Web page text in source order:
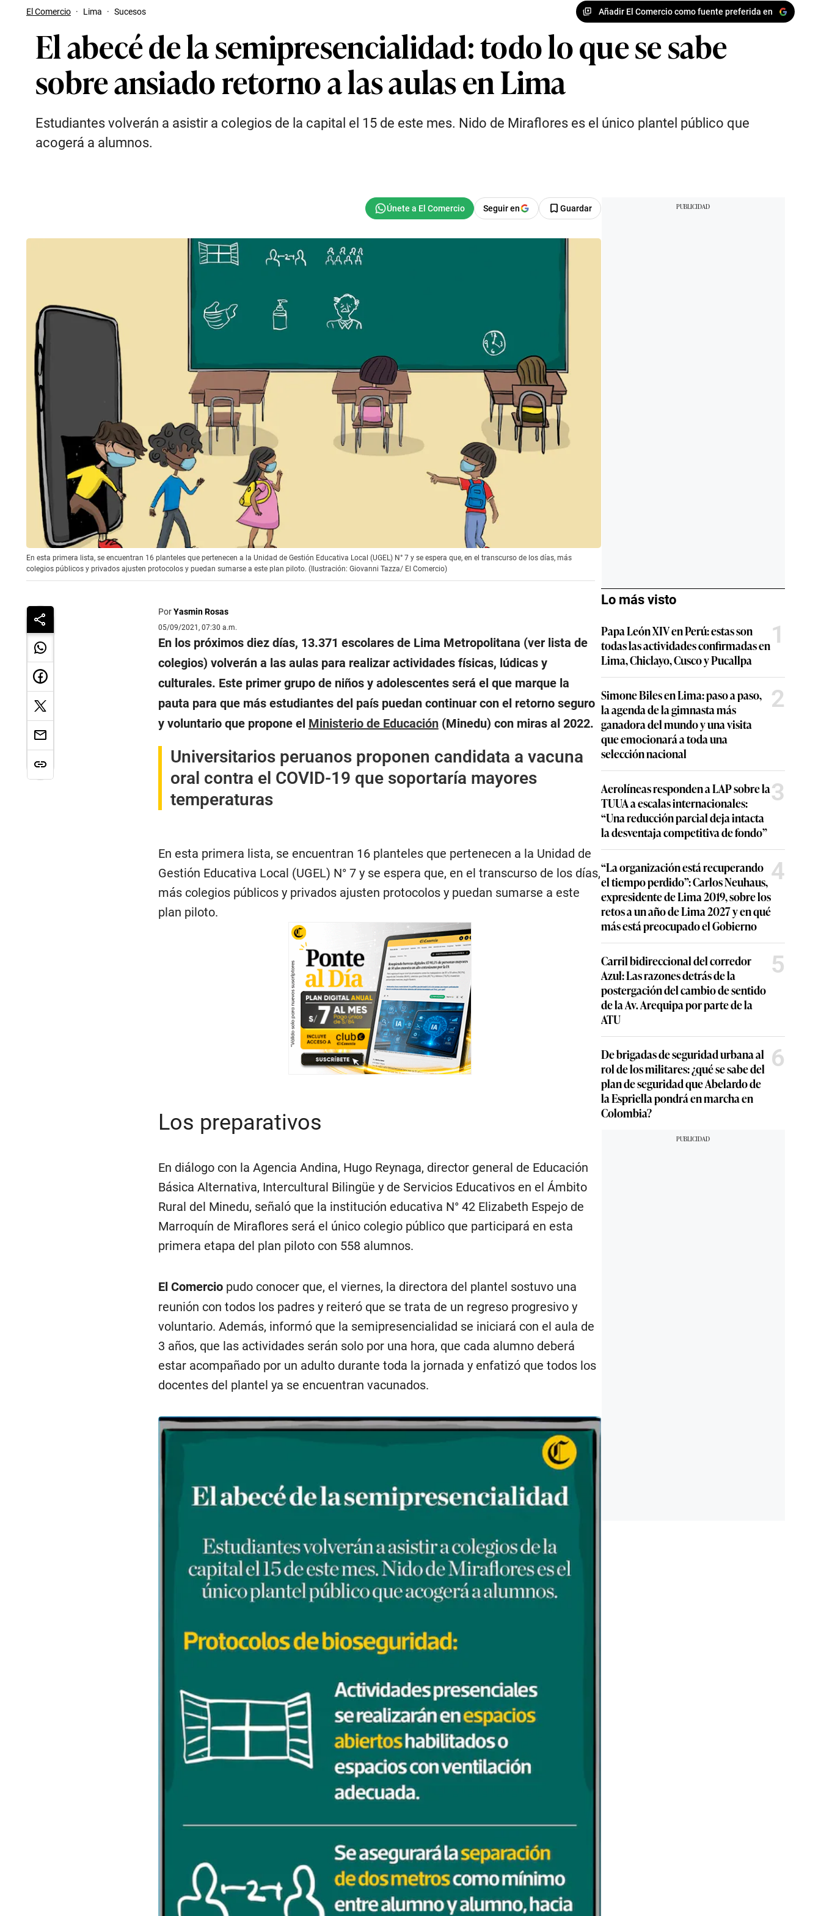
El Comercio · Lima · Sucesos Añadir El Comercio como fuente preferida en
El abecé de la semipresencialidad: todo lo que se sabe
sobre ansiado retorno a las aulas en Lima
Estudiantes volverán a asistir a colegios de la capital el 15 de este mes. Nido de Miraflores es el único plantel público que
acogerá a alumnos.
Seguir en Guardar
En esta primera lista, se encuentran 16 planteles que pertenecen a la Unidad de Gestión Educativa Local (UGEL) N° 7 y se espera que, en el transcurso de los días, más
colegios públicos y privados ajusten protocolos y puedan sumarse a este plan piloto. (Ilustración: Giovanni Tazza/ El Comercio)
PorYasmin Rosas
05/09/2021, 07:30 a.m.
En los próximos diez días, 13.371 escolares de Lima Metropolitana (ver lista de
colegios) volverán a las aulas para realizar actividades físicas, lúdicas y
culturales. Este primer grupo de niños y adolescentes será el que marque la
pauta para que más estudiantes del país puedan continuar con el retorno seguro
y voluntario que propone el Ministerio de Educación(Minedu) con miras al 2022.
Universitarios peruanos proponen candidata a vacuna
oral contra el COVID-19 que soportaría mayores
temperaturas
En esta primera lista, se encuentran 16 planteles que pertenecen a la Unidad de
Gestión Educativa Local (UGEL) N° 7 y se espera que, en el transcurso de los días,
más colegios públicos y privados ajusten protocolos y puedan sumarse a este
plan piloto.
Los preparativos
En diálogo con la Agencia Andina, Hugo Reynaga, director general de Educación
Básica Alternativa, Intercultural Bilingüe y de Servicios Educativos en el Ámbito
Rural del Minedu, señaló que la institución educativa N° 42 Elizabeth Espejo de
Marroquín de Miraflores será el único colegio público que participará en esta
primera etapa del plan piloto con 558 alumnos.
El Comerciopudo conocer que, el viernes, la directora del plantel sostuvo una
reunión con todos los padres y reiteró que se trata de un regreso progresivo y
voluntario. Además, informó que la semipresencialidad se iniciará con el aula de
3 años, que las actividades serán solo por una hora, que cada alumno deberá
estar acompañado por un adulto durante toda la jornada y enfatizó que todos los
docentes del plantel ya se encuentran vacunados.
Lo más visto
Papa León XIV en Perú: estas son
todas las actividades confirmadas en
Lima, Chiclayo, Cusco y Pucallpa
1
Simone Biles en Lima: paso a paso,
la agenda de la gimnasta más
ganadora del mundo y una visita
que emocionará a toda una
selección nacional
2
Aerolíneas responden a LAP sobre la
TUUA a escalas internacionales:
“Una reducción parcial deja intacta
la desventaja competitiva de fondo”
3
“La organización está recuperando
el tiempo perdido”: Carlos Neuhaus,
expresidente de Lima 2019, sobre los
retos a un año de Lima 2027 y en qué
más está preocupado el Gobierno
4
Carril bidireccional del corredor
Azul: Las razones detrás de la
postergación del cambio de sentido
de la Av. Arequipa por parte de la
ATU
5
De brigadas de seguridad urbana al
rol de los militares: ¿qué se sabe del
plan de seguridad que Abelardo de
la Espriella pondrá en marcha en
Colombia?
6